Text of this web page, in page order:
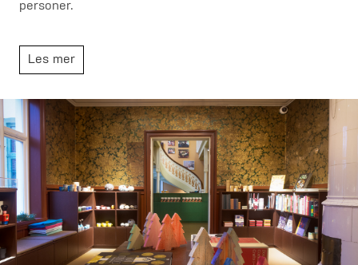
personer.
Les mer